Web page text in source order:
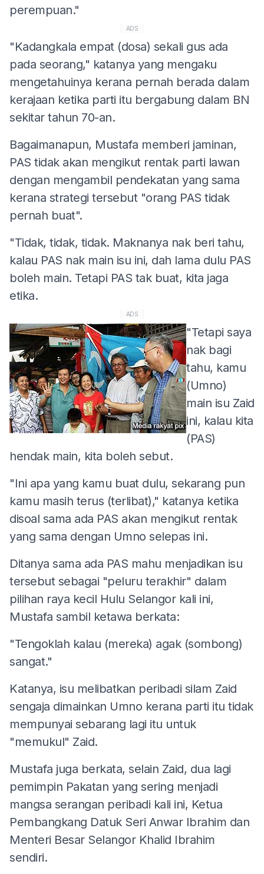
perempuan."
ADS
"Kadangkala empat (dosa) sekali gus ada
pada seorang," katanya yang mengaku
mengetahuinya kerana pernah berada dalam
kerajaan ketika parti itu bergabung dalam BN
sekitar tahun 70-an.
Bagaimanapun, Mustafa memberi jaminan,
PAS tidak akan mengikut rentak parti lawan
dengan mengambil pendekatan yang sama
kerana strategi tersebut "orang PAS tidak
pernah buat".
"Tidak, tidak, tidak. Maknanya nak beri tahu,
kalau PAS nak main isu ini, dah lama dulu PAS
boleh main. Tetapi PAS tak buat, kita jaga
etika.
ADS
"Tetapi saya
nak bagi
tahu, kamu
(Umno)
main isu Zaid
ini, kalau kita
(PAS)
hendak main, kita boleh sebut.
"Ini apa yang kamu buat dulu, sekarang pun
kamu masih terus (terlibat)," katanya ketika
disoal sama ada PAS akan mengikut rentak
yang sama dengan Umno selepas ini.
Ditanya sama ada PAS mahu menjadikan isu
tersebut sebagai "peluru terakhir" dalam
pilihan raya kecil Hulu Selangor kali ini,
Mustafa sambil ketawa berkata:
"Tengoklah kalau (mereka) agak (sombong)
sangat."
Katanya, isu melibatkan peribadi silam Zaid
sengaja dimainkan Umno kerana parti itu tidak
mempunyai sebarang lagi itu untuk
"memukul" Zaid.
Mustafa juga berkata, selain Zaid, dua lagi
pemimpin Pakatan yang sering menjadi
mangsa serangan peribadi kali ini, Ketua
Pembangkang Datuk Seri Anwar Ibrahim dan
Menteri Besar Selangor Khalid Ibrahim
sendiri.